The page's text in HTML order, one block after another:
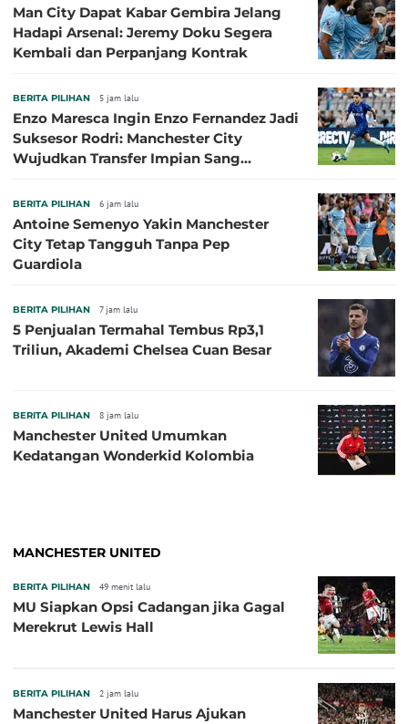
Man City Dapat Kabar Gembira Jelang
Hadapi Arsenal: Jeremy Doku Segera
Kembali dan Perpanjang Kontrak
BERITA PILIHAN 5 jam lalu
Enzo Maresca Ingin Enzo Fernandez Jadi
Suksesor Rodri: Manchester City
Wujudkan Transfer Impian Sang
BERITA PILIHAN 6 jam lalu
Antoine Semenyo Yakin Manchester
City Tetap Tangguh Tanpa Pep
Guardiola
BERITA PILIHAN 7 jam lalu
5 Penjualan Termahal Tembus Rp3,1
Triliun, Akademi Chelsea Cuan Besar
BERITA PILIHAN 8 jam lalu
Manchester United Umumkan
Kedatangan Wonderkid Kolombia
MANCHESTER UNITED
BERITA PILIHAN 49 menit lalu
MU Siapkan Opsi Cadangan jika Gagal
Merekrut Lewis Hall
BERITA PILIHAN 2 jam lalu
Manchester United Harus Ajukan